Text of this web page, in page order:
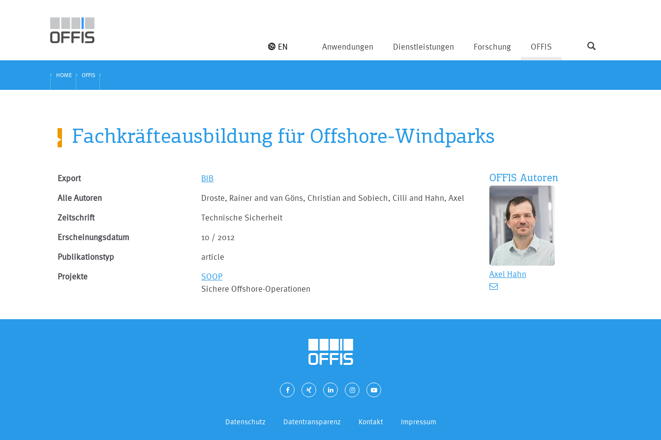
Anwendungen Dienstleistungen Forschung OFFIS
EN
HOME OFFIS
Fachkräfteausbildung für Offshore-Windparks
Export BIB
Alle Autoren Droste, Rainer and van Göns, Christian and Sobiech, Cilli and Hahn, Axel
Zeitschrift Technische Sicherheit
Erscheinungsdatum 10 / 2012
Publikationstyp article
Projekte
SOOP
Sichere Offshore-Operationen
OFFIS Autoren
Axel Hahn
Datenschutz Datentransparenz Kontakt Impressum